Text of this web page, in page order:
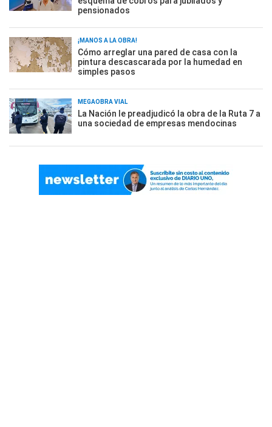
pensionados
¡MANOS A LA OBRA!
Cómo arreglar una pared de casa con la
pintura descascarada por la humedad en
simples pasos
MEGAOBRA VIAL
La Nación le preadjudicó la obra de la Ruta 7 a
una sociedad de empresas mendocinas